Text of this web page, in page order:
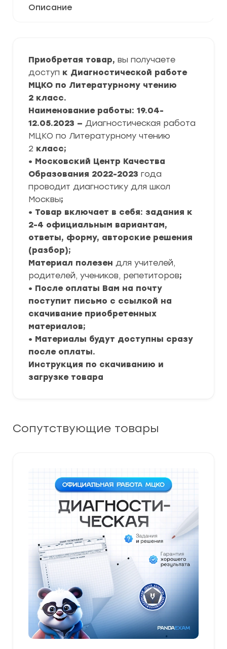
Описание
Приобретая товар, вы получаете
доступ к Диагностической работе
МЦКО по Литературному чтению
2 класс.
Наименование работы: 19.04-
12.05.2023 — Диагностическая работа
МЦКО по Литературному чтению
2 класс;
• Московский Центр Качества
Образования 2022-2023 года
проводит диагностику для школ
Москвы;
• Товар включает в себя: задания к
2-4 официальным вариантам,
ответы, форму, авторские решения
(разбор);
Материал полезен для учителей,
родителей, учеников, репетиторов;
• После оплаты Вам на почту
поступит письмо с ссылкой на
скачивание приобретенных
материалов;
• Материалы будут доступны сразу
после оплаты.
Инструкция по скачиванию и
загрузке товара
Сопутствующие товары